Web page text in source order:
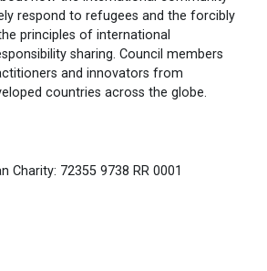
respond to refugees and the forcibly
principles of international
sharing. Council members
and innovators from
countries across the globe.
Charity: 72355 9738 RR 0001